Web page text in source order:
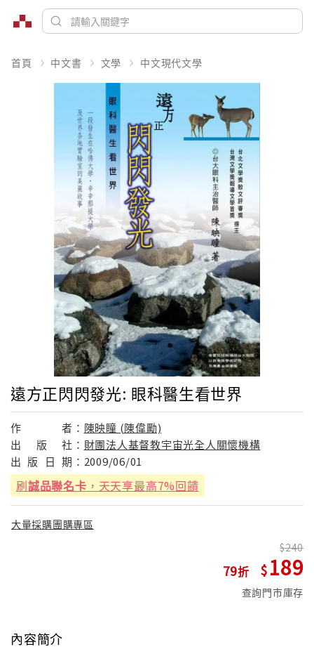
首頁 中文書 文學 中文現代文學
遠方正閃閃發光: 眼科醫生看世界
作 者： 陳映瞳 (陳偉勵)
出
版 社： 財團法人基督教宇宙光全人關懷機構
出 版 日 期： 2009/06/01
刷誠品聯名卡 ，天天享最高7%回饋
大量採購團購專區
79
240
189
查詢門市庫存
內容簡介